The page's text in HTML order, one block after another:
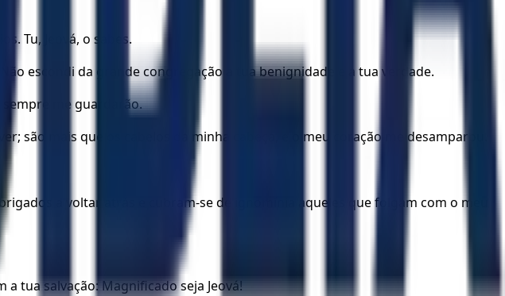
Tu, Jeová, o sabes.
escondi da grande congregação a tua benignidade e a tua verdade.
sempre me guardarão.
são mais que os cabelos da minha cabeça, e o meu coração me desamparou.
a voltar atrás e cubram-se de ignomínia aqueles que folgam com o meu
tua salvação: Magnificado seja Jeová!